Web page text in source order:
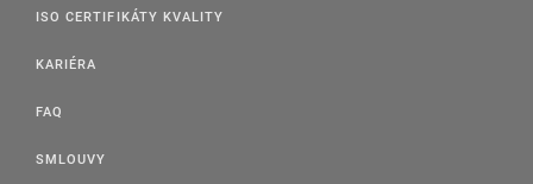
ISO CERTIFIKÁTY KVALITY
KARIÉRA
FAQ
SMLOUVY